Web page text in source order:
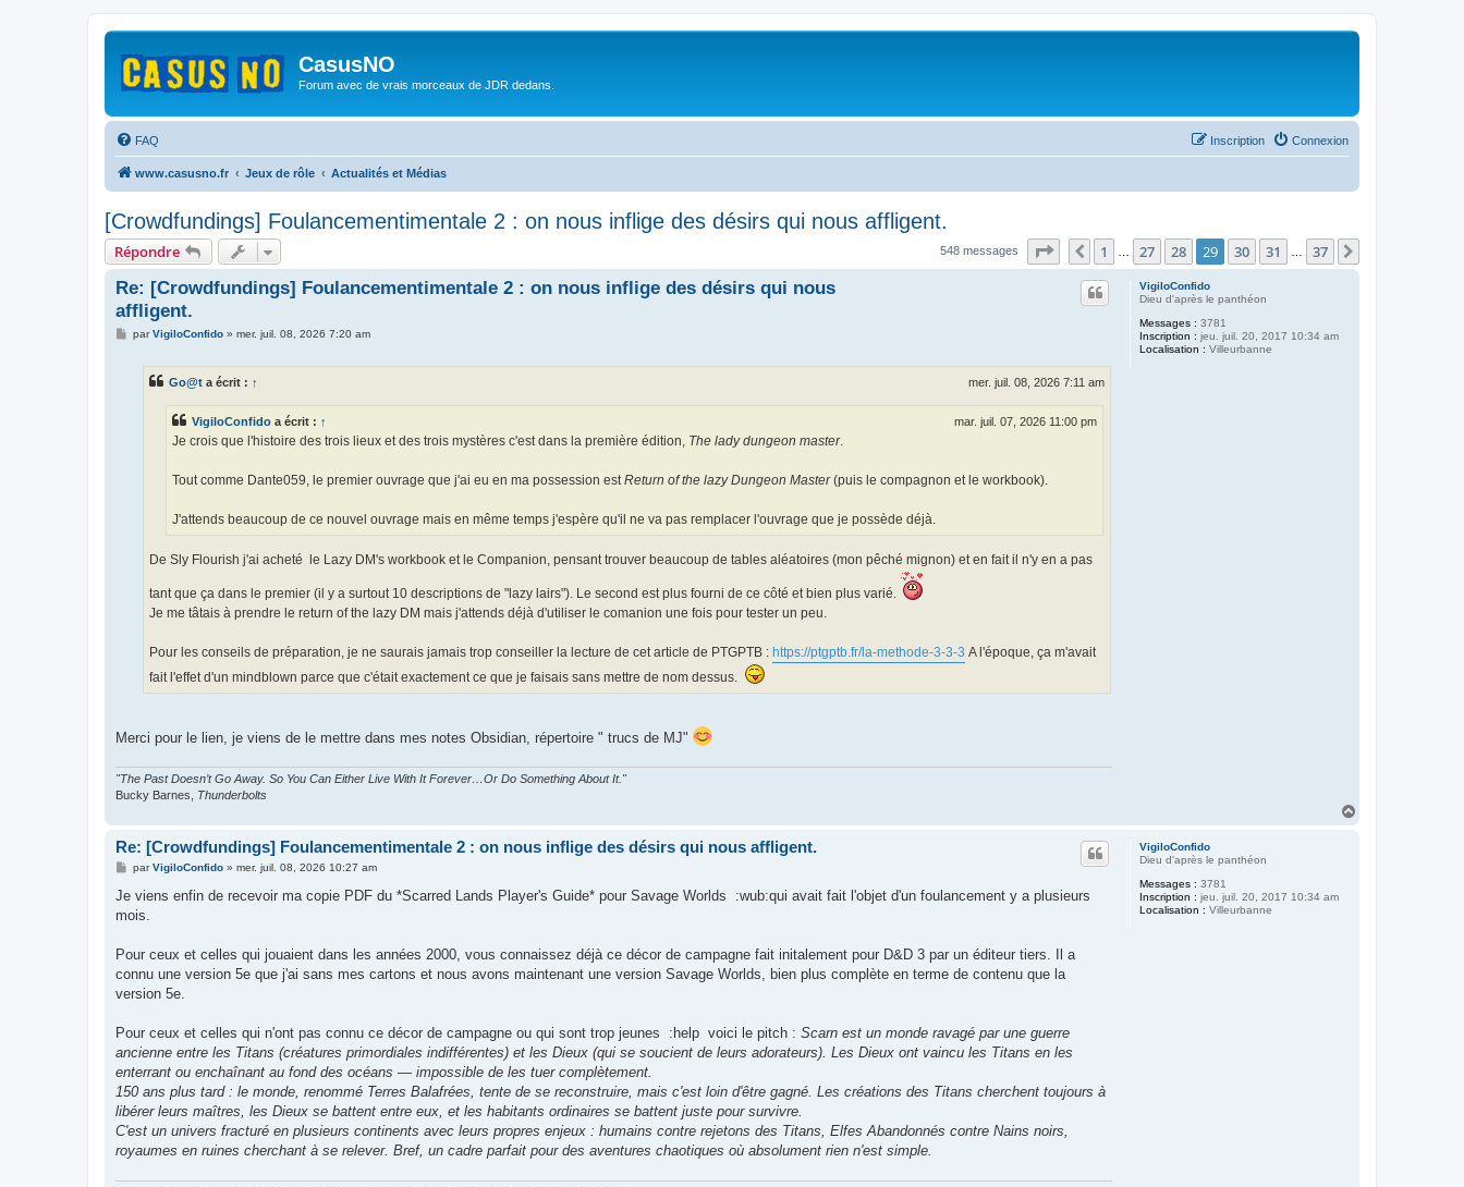
CasusNO
Forum avec de vrais morceaux de JDR dedans.
FAQ Connexion
Inscription
www.casusno.fr Jeux de rôle Actualités et Médias
[Crowdfundings] Foulancementimentale 2 : on nous inflige des désirs qui nous affligent.
Répondre 548 messages Page 29 37
Précédent
1 27 28 29 30 31 37
VigiloConfido
Dieu d'après le panthéon
Messages : 3781
Inscription : jeu. juil. 20, 2017 10:34 am
Localisation : Villeurbanne
Re: [Crowdfundings] Foulancementimentale 2 : on nous inflige des désirs qui nous
affligent.
MparVigiloConfido» mer. juil. 08, 2026 7:20 am
Go@t a écrit : ↑ mer. juil. 08, 2026 7:11 am
VigiloConfido a écrit : ↑ mar. juil. 07, 2026 11:00 pm
Je crois que l'histoire des trois lieux et des trois mystères c'est dans la première édition, The lady dungeon master.
Tout comme Dante059, le premier ouvrage que j'ai eu en ma possession estReturn of the lazy Dungeon Master(puis le compagnon et le workbook).
J'attends beaucoup de ce nouvel ouvrage mais en même temps j'espère qu'il ne va pas remplacer l'ouvrage que je possède déjà.
De Sly Flourish j'ai acheté le Lazy DM's workbook et le Companion, pensant trouver beaucoup de tables aléatoires (mon pêché mignon) et en fait il n'y en a pas
tant que ça dans le premier (il y a surtout 10 descriptions de "lazy lairs"). Le second est plus fourni de ce côté et bien plus varié.
Je me tâtais à prendre le return of the lazy DM mais j'attends déjà d'utiliser le comanion une fois pour tester un peu.
Pour les conseils de préparation, je ne saurais jamais trop conseiller la lecture de cet article de PTGPTB : https://ptgptb.fr/la-methode-3-3-3 A l'époque, ça m'avait
fait l'effet d'un mindblown parce que c'était exactement ce que je faisais sans mettre de nom dessus.
Merci pour le lien, je viens de le mettre dans mes notes Obsidian, répertoire " trucs de MJ"
"The Past Doesn’t Go Away. So You Can Either Live With It Forever…Or Do Something About It."
Bucky Barnes, Thunderbolts
VigiloConfido
Dieu d'après le panthéon
Messages : 3781
Inscription : jeu. juil. 20, 2017 10:34 am
Localisation : Villeurbanne
Re: [Crowdfundings] Foulancementimentale 2 : on nous inflige des désirs qui nous affligent.
M
s
a
parVigiloConfido» mer. juil. 08, 2026 10:27 am
Je viens enfin de recevoir ma copie PDF du *Scarred Lands Player's Guide* pour Savage Worlds :wub:qui avait fait l'objet d'un foulancement y a plusieurs
mois.
Pour ceux et celles qui jouaient dans les années 2000, vous connaissez déjà ce décor de campagne fait initalement pour D&D 3 par un éditeur tiers. Il a
connu une version 5e que j'ai sans mes cartons et nous avons maintenant une version Savage Worlds, bien plus complète en terme de contenu que la
version 5e.
Pour ceux et celles qui n'ont pas connu ce décor de campagne ou qui sont trop jeunes :help voici le pitch : Scarn est un monde ravagé par une guerre
ancienne entre les Titans (créatures primordiales indifférentes) et les Dieux (qui se soucient de leurs adorateurs). Les Dieux ont vaincu les Titans en les
enterrant ou enchaînant au fond des océans — impossible de les tuer complètement.
150 ans plus tard : le monde, renommé Terres Balafrées, tente de se reconstruire, mais c'est loin d'être gagné. Les créations des Titans cherchent toujours à
libérer leurs maîtres, les Dieux se battent entre eux, et les habitants ordinaires se battent juste pour survivre.
C'est un univers fracturé en plusieurs continents avec leurs propres enjeux : humains contre rejetons des Titans, Elfes Abandonnés contre Nains noirs,
royaumes en ruines cherchant à se relever. Bref, un cadre parfait pour des aventures chaotiques où absolument rien n'est simple.